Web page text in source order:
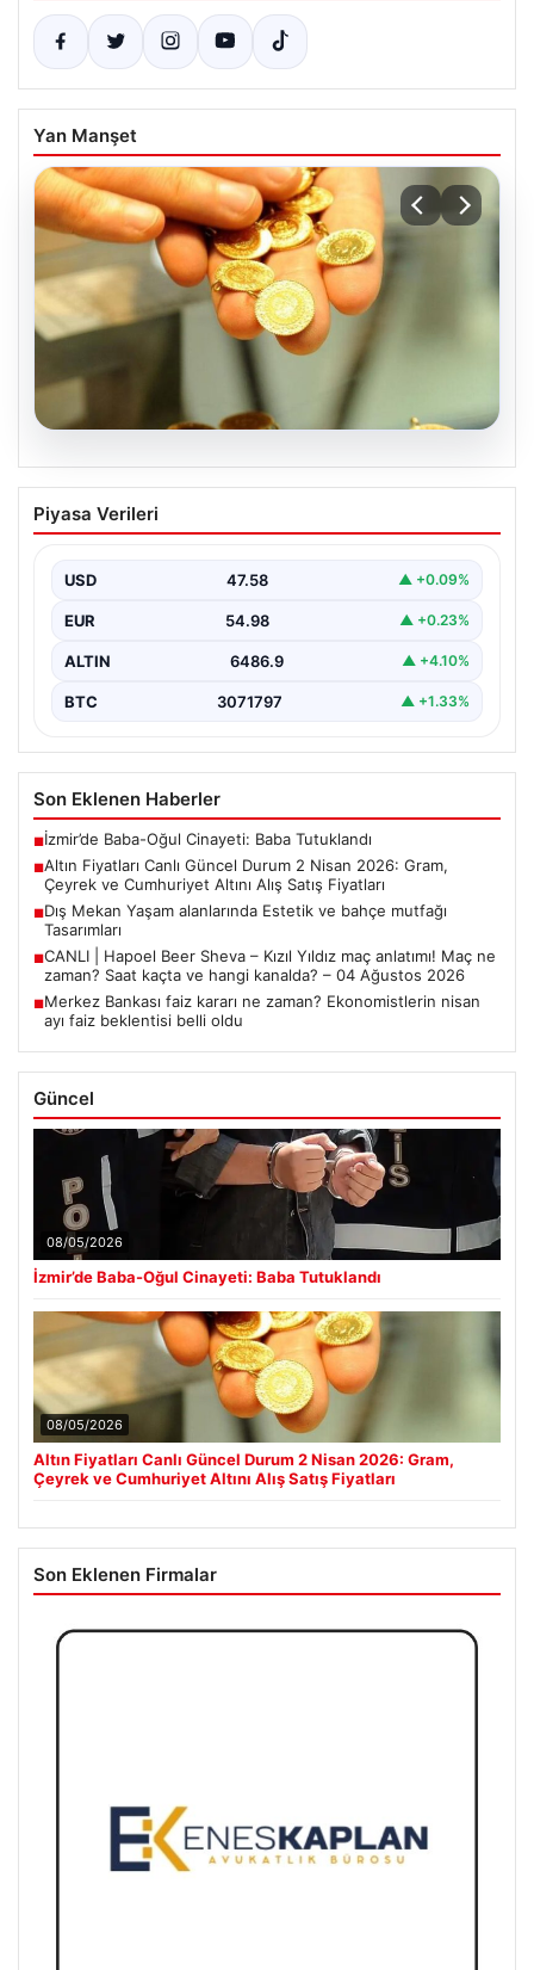
Yan Manşet
Altın Fiyatları Canlı Güncel Durum 2
Nisan 2026: Gram, Çeyrek ve
2 Nisan 2026 tarihi itibarıyla altın piyasasında yaşanan
Piyasa Verileri
USD 47.58 ▲ +0.09%
EUR 54.98 ▲ +0.23%
ALTIN 6486.9 ▲ +4.10%
BTC 3071797 ▲ +1.33%
Son Eklenen Haberler
■İzmir’de Baba-Oğul Cinayeti: Baba Tutuklandı
■Altın Fiyatları Canlı Güncel Durum 2 Nisan 2026: Gram,
Çeyrek ve Cumhuriyet Altını Alış Satış Fiyatları
■Dış Mekan Yaşam alanlarında Estetik ve bahçe mutfağı
Tasarımları
■CANLI | Hapoel Beer Sheva – Kızıl Yıldız maç anlatımı! Maç ne
zaman? Saat kaçta ve hangi kanalda? – 04 Ağustos 2026
■Merkez Bankası faiz kararı ne zaman? Ekonomistlerin nisan
ayı faiz beklentisi belli oldu
Güncel
08/05/2026
İzmir’de Baba-Oğul Cinayeti: Baba Tutuklandı
08/05/2026
Altın Fiyatları Canlı Güncel Durum 2 Nisan 2026: Gram,
Çeyrek ve Cumhuriyet Altını Alış Satış Fiyatları
Son Eklenen Firmalar